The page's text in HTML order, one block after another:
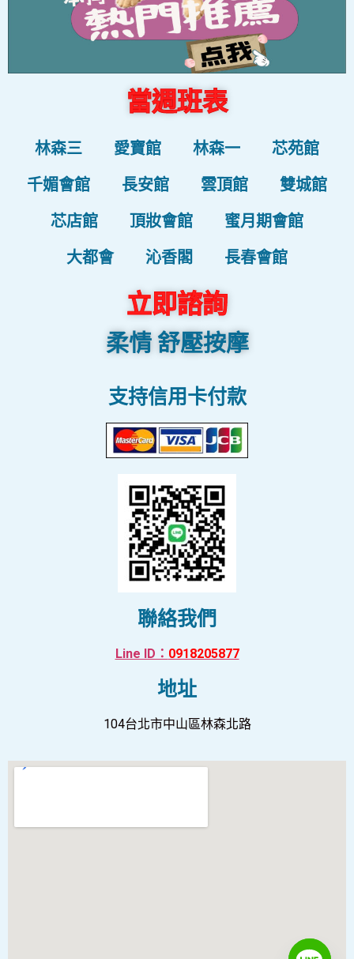
當週班表
林森三 愛寶館 林森一
芯苑館
千媚會館
長安館 雲頂館
雙城館
芯店館
頂妝會館
蜜月期會館
大都會
沁香閣 長春會館
立即諮詢
柔情 舒壓按摩
支持信用卡付款
聯絡我們
Line ID： 0918205877
地址
104台北市中山區林森北路